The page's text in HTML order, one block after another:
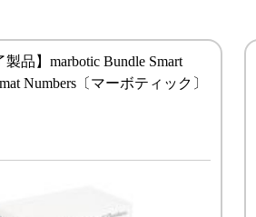
製品】marbotic Bundle Smart
Numbers〔マーボティック〕